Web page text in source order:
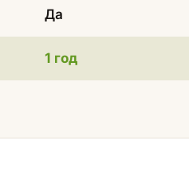
Да
1 год